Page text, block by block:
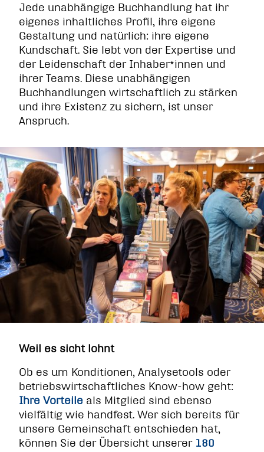
Jede unabhängige Buchhandlung hat ihr
eigenes inhaltliches Profil, ihre eigene
Gestaltung und natürlich: ihre eigene
Kundschaft. Sie lebt von der Expertise und
der Leidenschaft der Inhaber*innen und
ihrer Teams. Diese unabhängigen
Buchhandlungen wirtschaftlich zu stärken
und ihre Existenz zu sichern, ist unser
Anspruch.
Weil es sicht lohnt
Ob es um Konditionen, Analysetools oder
betriebswirtschaftliches Know-how geht:
Ihre Vorteile als Mitglied sind ebenso
vielfältig wie handfest. Wer sich bereits für
unsere Gemeinschaft entschieden hat,
können Sie der Übersicht unserer 180